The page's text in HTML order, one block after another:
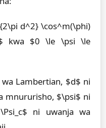
d^2} \cos^m(\phi)
kwa $0 \le \psi \le
Lambertian, $d$ ni
mnururisho, $\psi$ ni
ni uwanja wa